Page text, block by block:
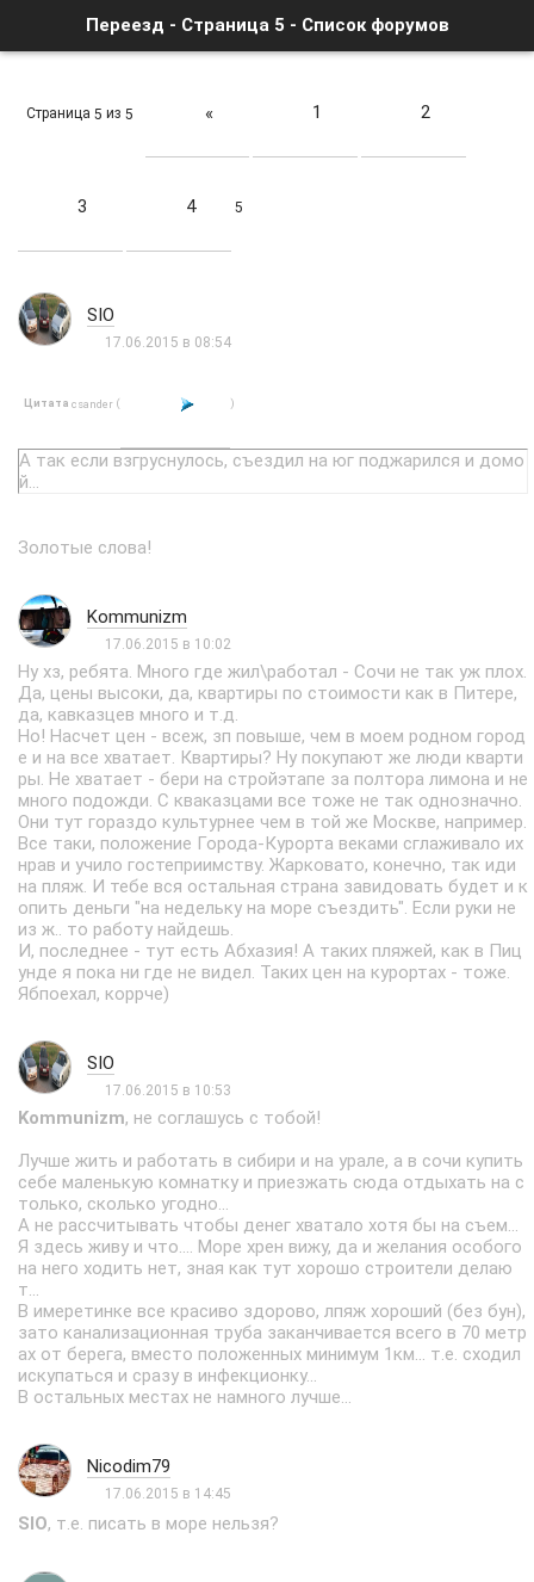
Переезд - Страница 5 - Список форумов
Страница 5 из 5 « 1 2
3 4 5
SIO
17.06.2015 в 08:54
Цитата csander ( )
А так если взгруснулось, съездил на юг поджарился и домо
й...
Золотые слова!
Kommunizm
17.06.2015 в 10:02
Ну хз, ребята. Много где жил\работал - Сочи не так уж плох.
Да, цены высоки, да, квартиры по стоимости как в Питере,
да, кавказцев много и т.д.
Но! Насчет цен - всеж, зп повыше, чем в моем родном город
е и на все хватает. Квартиры? Ну покупают же люди кварти
ры. Не хватает - бери на стройэтапе за полтора лимона и не
много подожди. С кваказцами все тоже не так однозначно.
Они тут гораздо культурнее чем в той же Москве, например.
Все таки, положение Города-Курорта веками сглаживало их
нрав и учило гостеприимству. Жарковато, конечно, так иди
на пляж. И тебе вся остальная страна завидовать будет и к
опить деньги "на недельку на море съездить". Если руки не
из ж.. то работу найдешь.
И, последнее - тут есть Абхазия! А таких пляжей, как в Пиц
унде я пока ни где не видел. Таких цен на курортах - тоже.
Ябпоехал, коррче)
SIO
17.06.2015 в 10:53
Kommunizm, не соглашусь с тобой!
Лучше жить и работать в сибири и на урале, а в сочи купить
себе маленькую комнатку и приезжать сюда отдыхать на с
только, сколько угодно...
А не рассчитывать чтобы денег хватало хотя бы на съем...
Я здесь живу и что.... Море хрен вижу, да и желания особого
на него ходить нет, зная как тут хорошо строители делаю
т...
В имеретинке все красиво здорово, лпяж хороший (без бун),
зато канализационная труба заканчивается всего в 70 метр
ах от берега, вместо положенных минимум 1км... т.е. сходил
искупаться и сразу в инфекционку...
В остальных местах не намного лучше...
Nicodim79
17.06.2015 в 14:45
SIO, т.е. писать в море нельзя?